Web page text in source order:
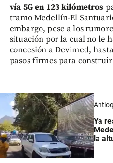
vía 5G en 123 kilómetros
tramo Medellín-El
embargo, pese a los
situación por la cual no le
concesión a Devimed,
pasos firmes para
Ya
la